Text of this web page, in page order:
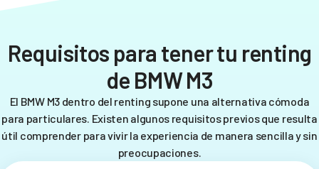
Requisitos para tener tu renting
de BMW M3
El BMW M3 dentro del renting supone una alternativa cómoda
para particulares. Existen algunos requisitos previos que resulta
útil comprender para vivir la experiencia de manera sencilla y sin
preocupaciones.